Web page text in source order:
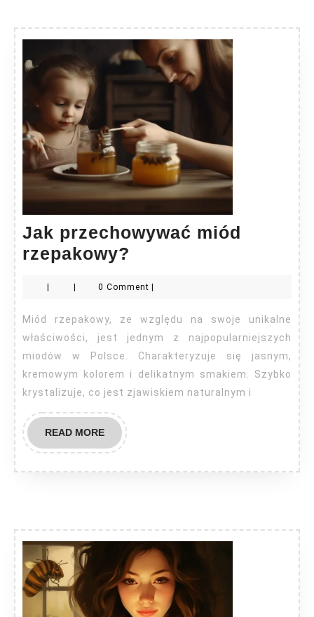
Jak przechowywać miód
rzepakowy?
miód
rzepakowy?
| | 0 Comment |
Miód rzepakowy, ze względu na swoje unikalne
właściwości, jest jednym z najpopularniejszych
miodów w Polsce. Charakteryzuje się jasnym,
kremowym kolorem i delikatnym smakiem. Szybko
krystalizuje, co jest zjawiskiem naturalnym i
READ MOREREAD
MORE